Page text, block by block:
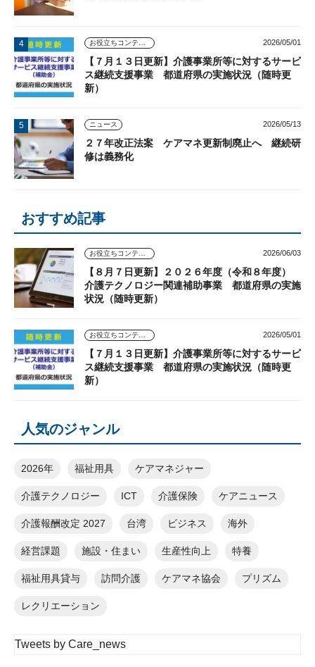
2026/05/01
【７月１３日更新】介護事業所等に対するサービ
ス継続支援事業 都道府県の実施状況（随時更
新）
ニュース 2026/05/13
２７年改正法案 ケアマネ更新制廃止へ 継続研
修は義務化
おすすめ記事
2026/06/03
【８月７日更新】２０２６年度（令和８年度）
介護テクノロジー関連補助事業 都道府県の実施
状況（随時更新）
2026/05/01
【７月１３日更新】介護事業所等に対するサービ
ス継続支援事業 都道府県の実施状況（随時更
新）
人気のジャンル
2026年 福祉用具 ケアマネジャー
介護テクノロジー ICT 介護保険 ケアニュース
介護報酬改定 2027 台湾 ビジネス 海外
経営課題 施設・住まい 生産性向上 特養
福祉用具貸与 訪問介護 ケアマネ協会 プリズム
レクリエーション
Tweets by Care_news